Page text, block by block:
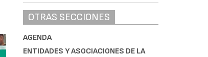
OTRAS SECCIONES
AGENDA
ENTIDADES Y ASOCIACIONES DE LA